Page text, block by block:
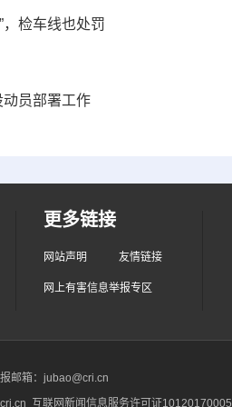
，检车线也处罚
动员部署工作
更多链接
网站声明 友情链接
网上有害信息举报专区
邮箱：jubao@cri.cn
互联网新闻信息服务许可证10120170005